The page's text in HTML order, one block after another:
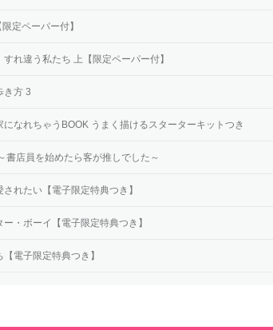
定ペーパー付】
れ違う私たち 上【限定ペーパー付】
き方 3
になれちゃうBOOK うまく描けるスターターキットつき
書店員を始めたら客が推しでした～
れたい【電子限定特典つき】
・ボーイ【電子限定特典つき】
電子限定特典つき】